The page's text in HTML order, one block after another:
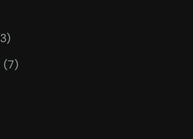
(7)